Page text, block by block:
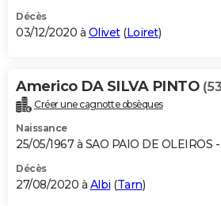
Décès
03/12/2020 à Olivet(Loiret)
Americo DA SILVA PINTO
Créer une cagnotte obsèques
Naissance
25/05/1967 à SAO PAIO DE OLEIROS
Décès
27/08/2020 à Albi (Tarn)